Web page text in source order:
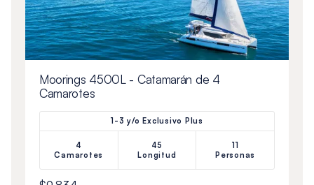
Moorings 4500L - Catamarán de 4
Camarotes
1-3 y/o Exclusivo Plus
4
Camarotes
45
Longitud
11
Personas